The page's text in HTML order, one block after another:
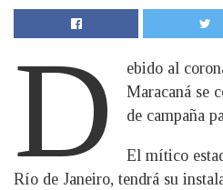
D
ebido al
Maracaná se
de campaña
El mítico
Río de Janeiro, tendrá su